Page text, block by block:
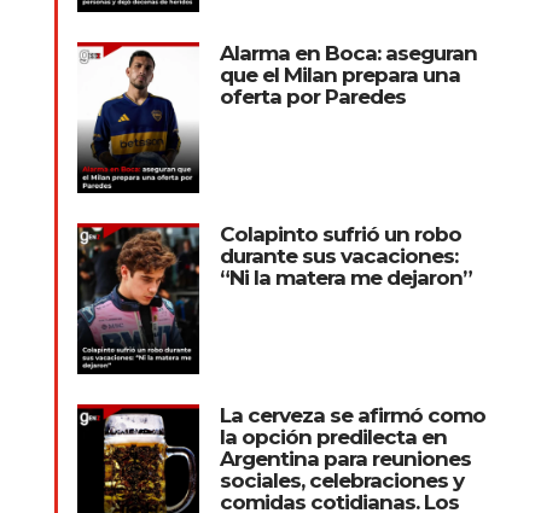
Alarma en Boca: aseguran
que el Milan prepara una
oferta por Paredes
Colapinto sufrió un robo
durante sus vacaciones:
“Ni la matera me dejaron”
La cerveza se afirmó como
la opción predilecta en
Argentina para reuniones
sociales, celebraciones y
comidas cotidianas. Los